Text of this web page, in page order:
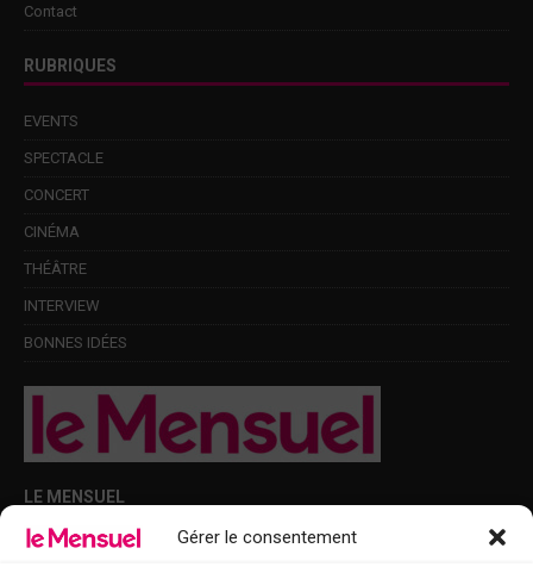
Gérer le consentement
Contact
RUBRIQUES
EVENTS
SPECTACLE
CONCERT
CINÉMA
THÉÂTRE
INTERVIEW
BONNES IDÉES
LE MENSUEL
Points de diffusion Var et Alpes-Maritimes : oû trouver Le Mensuel ?